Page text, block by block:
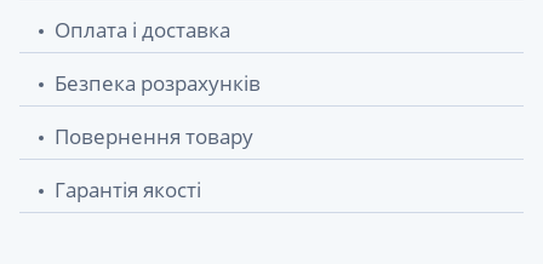
Оплата і доставка
Безпека розрахунків
Повернення товару
Гарантія якості